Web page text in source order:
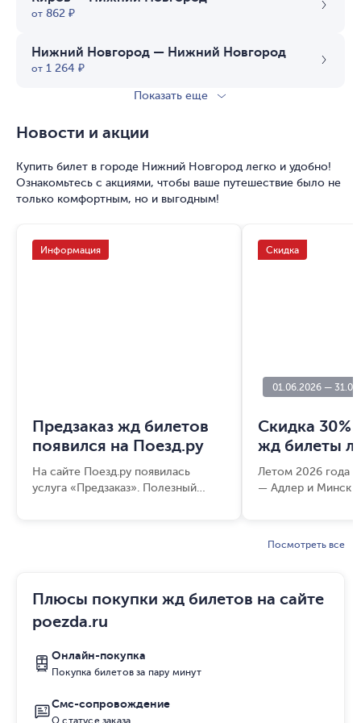
от 862 ₽
Нижний Новгород — Нижний Новгород
от 1 264 ₽
Показать еще
Новости и акции
Купить билет в городе Нижний Новгород легко и удобно!
Ознакомьтесь с акциями, чтобы ваше путешествие было не
только комфортным, но и выгодным!
Предзаказ жд билетов
появился на Поезд.ру
На сайте Поезд.ру появилась
услуга «Предзаказ». Полезный
01.06.2026 —
Скидка 30%
жд билеты
Летом 2026 года
— Адлер и Минск
Посмотреть все
Плюсы покупки жд билетов на сайте
poezda.ru
Онлайн-покупка
Покупка билетов за пару минут
Смс-сопровождение
О статусе заказа